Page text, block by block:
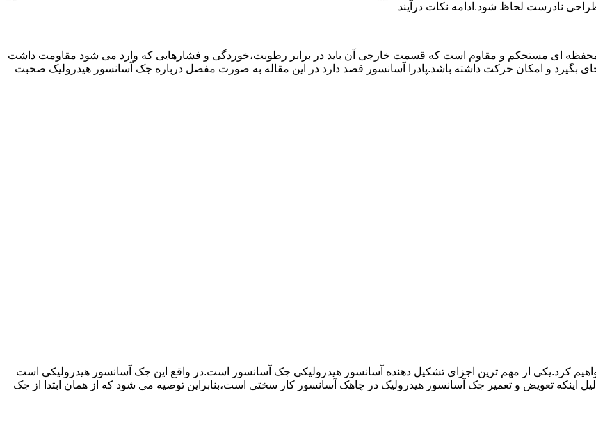
نادرست لحاظ شود.ادامه نکات درآیند
ای مستحکم و مقاوم است که قسمت خارجی آن باید در برابر رطوبت،خوردگی و فشارهایی که وارد می شود مقاومت داشت
و امکان حرکت داشته باشد.پادرا آسانسور قصد دارد در این مقاله به صورت مفصل درباره جک آسانسور هیدرولیک صحبت
کرد.یکی از مهم ترین اجزای تشکیل دهنده آسانسور هیدرولیکی جک آسانسور است.در واقع این جک آسانسور هیدرولیکی است
اینکه تعویض و تعمیر جک آسانسور هیدرولیک در چاهک آسانسور کار سختی است،بنابراین توصیه می شود که از همان ابتدا از جک